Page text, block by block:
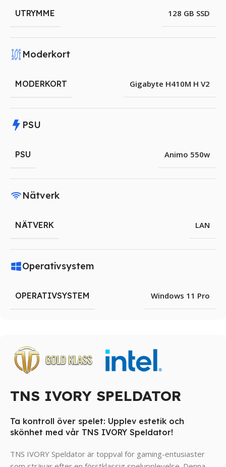
TNS IVORY SPELDATOR
Ta kontroll över spelet: Upplev estetik och
skönhet med vår TNS IVORY Speldator!
TNS IVORY Speldator är toppval för gaming-entusiaster
UTRYMME 128 GB SSD
Moderkort
MODERKORT Gigabyte H410M H V2
PSU
PSU Animo 550w
Nätverk
NÄTVERK LAN
Operativsystem
OPERATIVSYSTEM Windows 11 Pro